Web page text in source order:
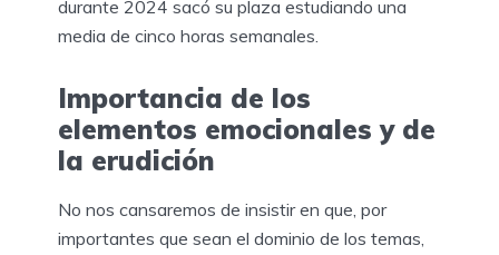
durante 2024 sacó su plaza estudiando una
media de cinco horas semanales.
Importancia de los
elementos emocionales y de
la erudición
No nos cansaremos de insistir en que, por
importantes que sean el dominio de los temas,